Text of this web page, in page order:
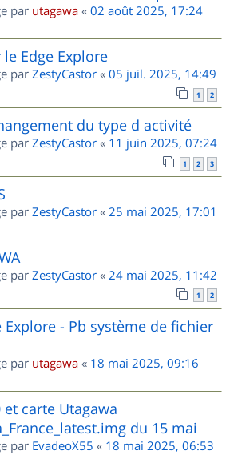
par utagawa « 02 août 2025, 17:24
Edge Explore
par ZestyCastor « 05 juil. 2025, 14:49
1 2
du type d activité
par ZestyCastor « 11 juin 2025, 07:24
1 2 3
par ZestyCastor « 25 mai 2025, 17:01
par ZestyCastor « 24 mai 2025, 11:42
1 2
Explore - Pb système de fichier
par utagawa « 18 mai 2025, 09:16
carte Utagawa
du 15 mai
par EvadeoX55 « 18 mai 2025, 06:53